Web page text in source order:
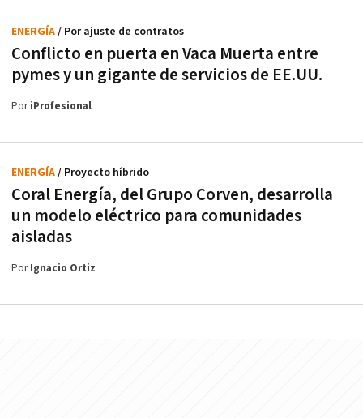
Conflicto en puerta en Vaca Muerta entre
pymes y un gigante de servicios de EE.UU.
ENERGÍA/ Por ajuste de contratos
PoriProfesional
Coral Energía, del Grupo Corven, desarrolla
un modelo eléctrico para comunidades
aisladas
ENERGÍA/ Proyecto híbrido
PorIgnacio Ortiz